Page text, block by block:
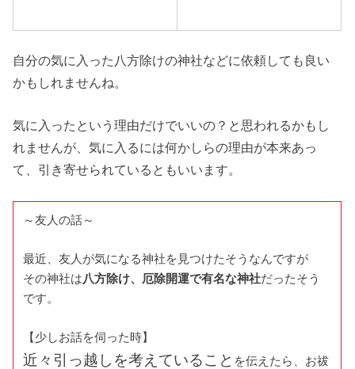
自分の気に入った八方除けの神社などに依頼しても良い
かもしれませんね。
気に入ったという理由だけでいいの？と思われるかもし
れませんが、気に入るには何かしらの理由が本来あっ
て、引き寄せられているともいいます。
～友人の話～
最近、友人が気になる神社を見つけたそうなんですが
その神社は八方除け、厄除開運で有名な神社だったそう
です。
【少しお話を伺った時】
近々引っ越しを考えていること を伝えたら、お祓